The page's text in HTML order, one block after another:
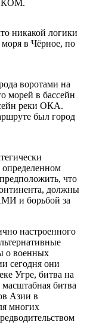
никакой логики
в Чёрное, по
воротами на
морей в бассейн
реки ОКА.
был город
что
должны
и борьбой за
настроенного
о военных
сегодня они
Угре, битва на
масштабная битва
Азии в
многих